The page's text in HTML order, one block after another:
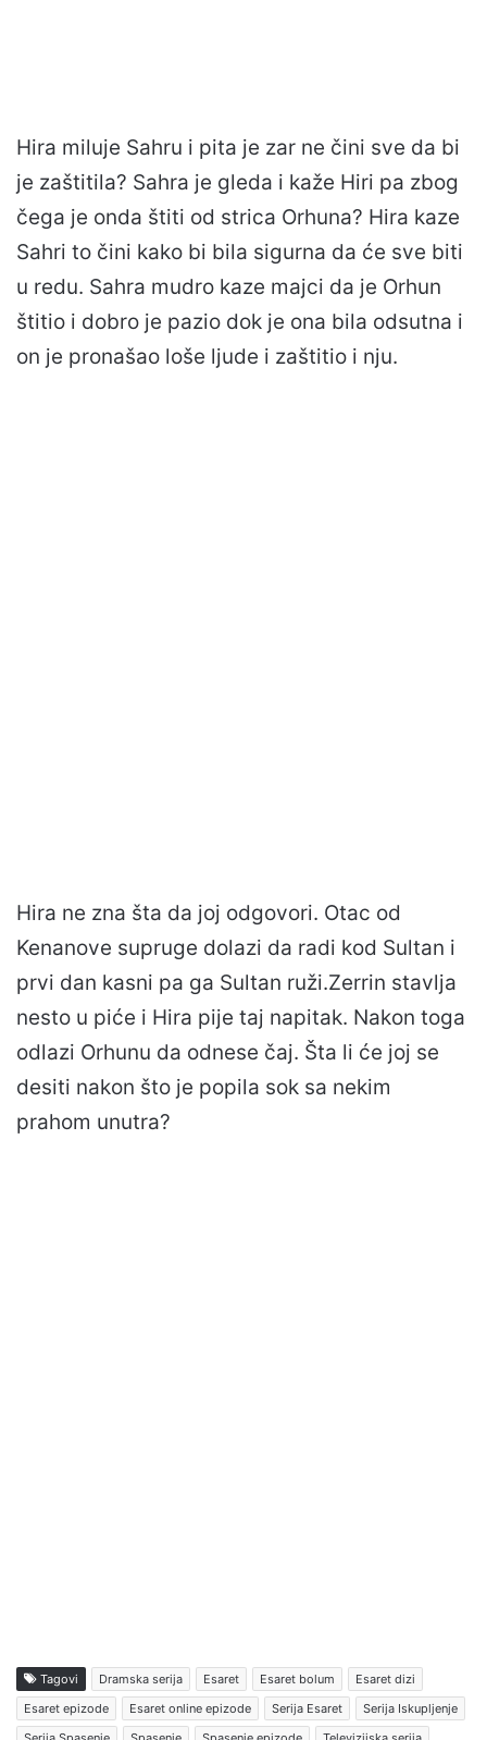
Hira miluje Sahru i pita je zar ne čini sve da bi
je zaštitila? Sahra je gleda i kaže Hiri pa zbog
čega je onda štiti od strica Orhuna? Hira kaze
Sahri to čini kako bi bila sigurna da će sve biti
u redu. Sahra mudro kaze majci da je Orhun
štitio i dobro je pazio dok je ona bila odsutna i
on je pronašao loše ljude i zaštitio i nju.
Hira ne zna šta da joj odgovori. Otac od
Kenanove supruge dolazi da radi kod Sultan i
prvi dan kasni pa ga Sultan ruži.Zerrin stavlja
nesto u piće i Hira pije taj napitak. Nakon toga
odlazi Orhunu da odnese čaj. Šta li će joj se
desiti nakon što je popila sok sa nekim
prahom unutra?
Tagovi Dramska serija Esaret Esaret bolum
Esaret dizi
Esaret epizode
Esaret online epizode Serija Esaret
Serija Iskupljenje